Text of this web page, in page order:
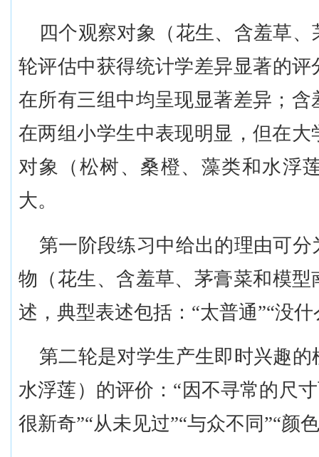
四个观察对象（花生、含羞草、
轮评估中获得统计学差异显著的
在所有三组中均呈现显著差异；含
在两组小学生中表现明显，但在
对象（松树、桑橙、藻类和水浮
大。
第一阶段练习中给出的理由可
物（花生、含羞草、茅膏菜和模型
述，典型表述包括： “太普通”“没什
第二轮是对学生产生即时兴趣
水浮莲）的评价： “ 因不寻常的尺
很新奇”“从未见过”“与众不同”“颜